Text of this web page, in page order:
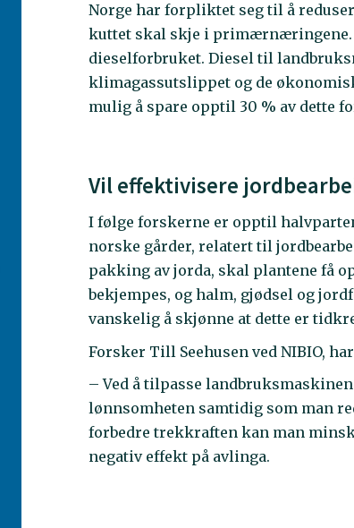
Norge har forpliktet seg til å
kuttet skal skje i primærnæringene.
dieselforbruket. Diesel til
klimagassutslippet og de
mulig å spare opptil 30 % av dette
Vil effektivisere
I følge forskerne er opptil
norske gårder, relatert til
pakking av jorda, skal plantene få
bekjempes, og halm, gjødsel og
vanskelig å skjønne at dette er
Forsker Till Seehusen ved NIBIO,
– Ved å tilpasse
lønnsomheten samtidig som man
forbedre trekkraften kan man
negativ effekt på avlinga.